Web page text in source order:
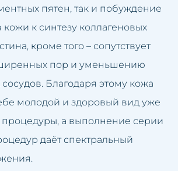
пятен, так и побуждение
к синтезу коллагеновых
кроме того – сопутствует
пор и уменьшению
Благодаря этому кожа
молодой и здоровый вид уже
а выполнение серии
даёт спектральный